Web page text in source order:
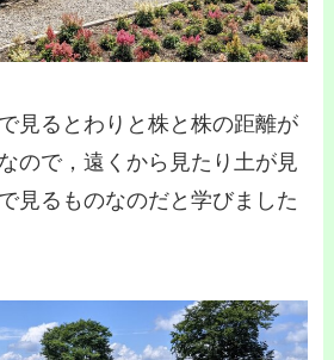
見るとわりと株と株の距離が
ので，遠くから見たり土が見
見るものなのだと学びました